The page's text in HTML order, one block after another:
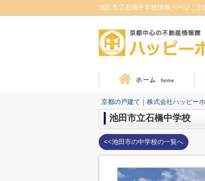
池田市立石橋中学校情報ページ｜
京都の戸建て｜株式会社ハッピー
池田市立石橋中学校
<<池田市の中学校の一覧へ